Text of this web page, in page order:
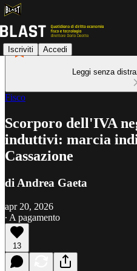
Iscriviti Accedi
Leggi senza
Fisco
Scorporo dell'IVA
induttivi: marcia
Cassazione
di Andrea Gaeta
apr 20, 2026
∙ A pagamento
13